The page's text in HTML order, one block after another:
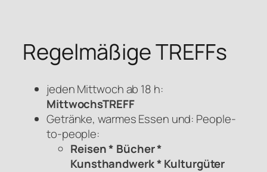
Regelmäßige TREFFs
jeden Mittwoch ab 18 h:
MittwochsTREFF
Getränke, warmes Essen und: People-
to-people:
Reisen * Bücher *
Kunsthandwerk * Kulturgüter